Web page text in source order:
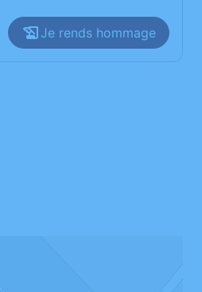
Je rends hommage